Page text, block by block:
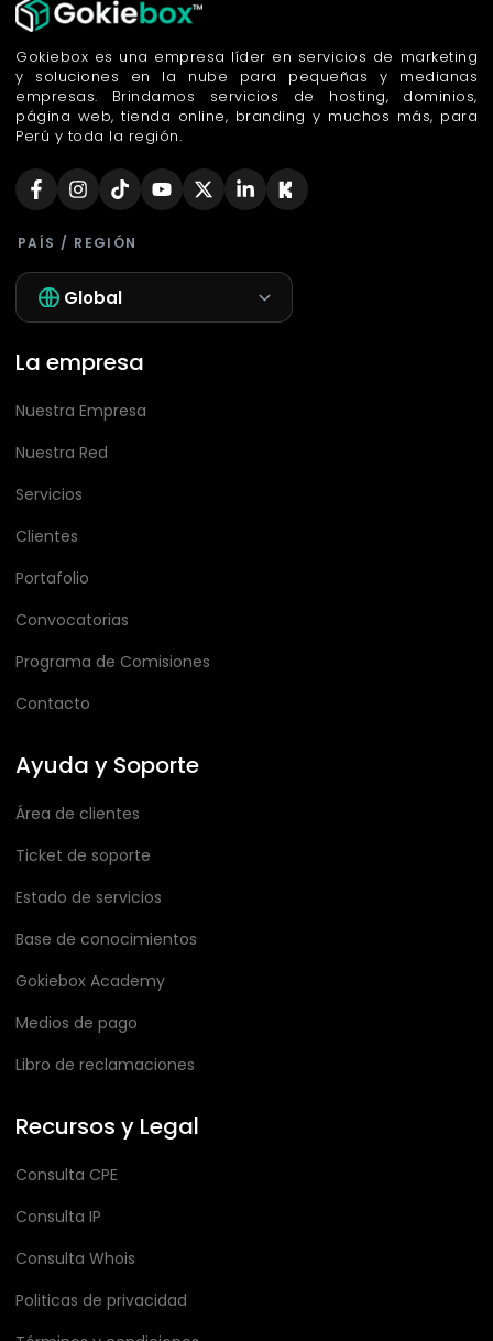
Gokiebox es una empresa líder en servicios de marketing
y soluciones en la nube para pequeñas y medianas
empresas. Brindamos servicios de hosting, dominios,
página web, tienda online, branding y muchos más, para
Perú y toda la región.
PAÍS / REGIÓN
Global
La empresa
Nuestra Empresa
Nuestra Red
Servicios
Clientes
Portafolio
Convocatorias
Programa de Comisiones
Contacto
Ayuda y Soporte
Área de clientes
Ticket de soporte
Estado de servicios
Base de conocimientos
Gokiebox Academy
Medios de pago
Libro de reclamaciones
Recursos y Legal
Consulta CPE
Consulta IP
Consulta Whois
Politicas de privacidad